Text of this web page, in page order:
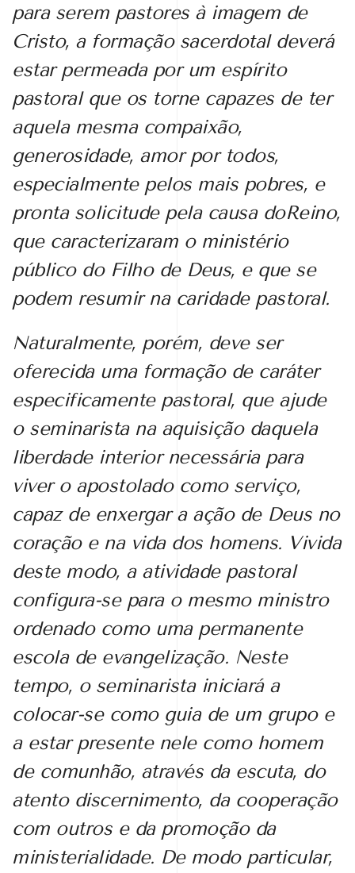
para serem pastores à imagem de
Cristo, a formação sacerdotal deverá
estar permeada por um espírito
pastoral que os torne capazes de ter
aquela mesma compaixão,
generosidade, amor por todos,
especialmente pelos mais pobres, e
pronta solicitude pela causa doReino,
que caracterizaram o ministério
público do Filho de Deus, e que se
podem resumir na caridade pastoral.
Naturalmente, porém, deve ser
oferecida uma formação de caráter
especificamente pastoral, que ajude
o seminarista na aquisição daquela
liberdade interior necessária para
viver o apostolado como serviço,
capaz de enxergar a ação de Deus no
coração e na vida dos homens. Vivida
deste modo, a atividade pastoral
configura-se para o mesmo ministro
ordenado como uma permanente
escola de evangelização. Neste
tempo, o seminarista iniciará a
colocar-se como guia de um grupo e
a estar presente nele como homem
de comunhão, através da escuta, do
atento discernimento, da cooperação
com outros e da promoção da
ministerialidade. De modo particular,